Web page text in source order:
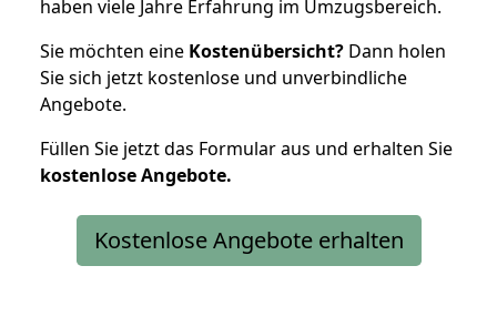
haben viele Jahre Erfahrung im Umzugsbereich.
Sie möchten eine Kostenübersicht? Dann holen
Sie sich jetzt kostenlose und unverbindliche
Angebote.
Füllen Sie jetzt das Formular aus und erhalten Sie
kostenloseAngebote.
Kostenlose Angebote erhalten